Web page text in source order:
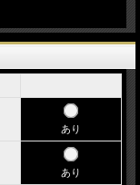
あり
あり